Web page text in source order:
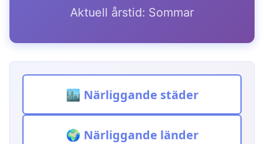
Aktuell årstid: Sommar
🏙️ Närliggande städer
🌍 Närliggande länder